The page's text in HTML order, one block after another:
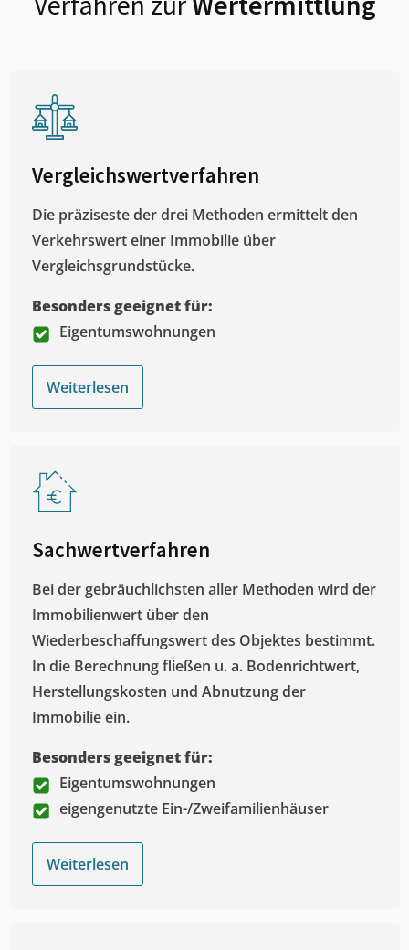
Vergleichswertverfahren
Die präziseste der drei Methoden ermittelt den
Verkehrswert einer Immobilie über
Vergleichsgrundstücke.
Besonders geeignet für:
Eigentumswohnungen
Weiterlesen
Sachwertverfahren
Bei der gebräuchlichsten aller Methoden wird der
Immobilienwert über den
Wiederbeschaffungswert des Objektes bestimmt.
In die Berechnung fließen u. a. Bodenrichtwert,
Herstellungskosten und Abnutzung der
Immobilie ein.
Besonders geeignet für:
Eigentumswohnungen
eigengenutzte Ein-/Zweifamilienhäuser
Weiterlesen